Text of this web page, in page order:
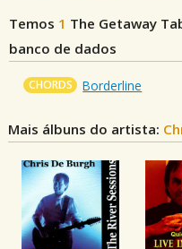
Temos 1 The Getaway
banco de dados
CHORDS Borderline
Mais álbuns do artista: